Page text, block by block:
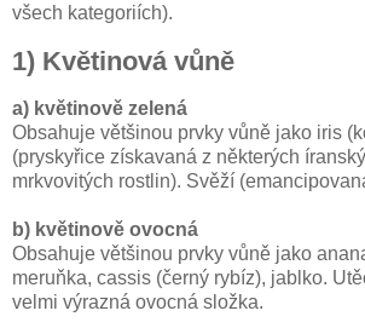
všech kategoriích).
1) Květinová vůně
a) květinově zelená
Obsahuje většinou prvky vůně jako iris
(pryskyřice získavaná z některých
mrkvovitých rostlin). Svěží
b) květinově ovocná
Obsahuje většinou prvky vůně jako
meruňka, cassis (černý rybíz), jablko.
velmi výrazná ovocná složka.